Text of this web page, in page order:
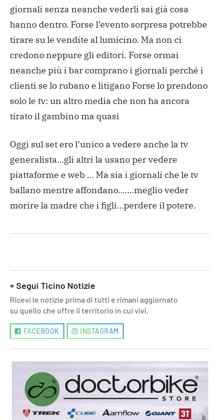
giornali senza neanche vederli sai già cosa
hanno dentro. Forse l’evento sorpresa potrebbe
tirare su le vendite al lumicino. Ma non ci
credono neppure gli editori. Forse ormai
neanche più i bar comprano i giornali perché i
clienti se lo rubano e litigano Forse lo prendono
solo le tv: un altro media che non ha ancora
tirato il gambino ma quasi
Oggi sul set ero l’unico a vedere anche la tv
generalista…gli altri la usano per vedere
piattaforme e web … Ma sia i giornali che le tv
ballano mentre affondano…….meglio veder
morire la madre che i figli…perdere il potere.
+ Segui Ticino Notizie
Ricevi le notizie prima di tutti e rimani aggiornato
su quello che offre il territorio in cui vivi.
FACEBOOK INSTAGRAM